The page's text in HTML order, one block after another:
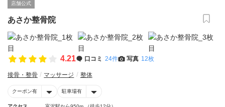
店舗公式
あさか整骨院
4.21 口コミ 24件 写真 12枚
接骨・整骨 マッサージ 整体
クーポン有 駐車場有